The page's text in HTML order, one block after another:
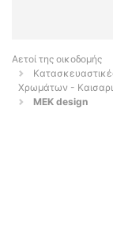
Αετοί της οικοδομής
Χρωμάτων -
MEK design